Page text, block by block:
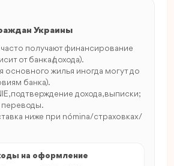
Украины
получают финансирование
от банка/дохода).
основного жилья иногда могут до
банка).
подтверждение дохода, выписки;
переводы.
ниже при nómina/страховках/
на оформление